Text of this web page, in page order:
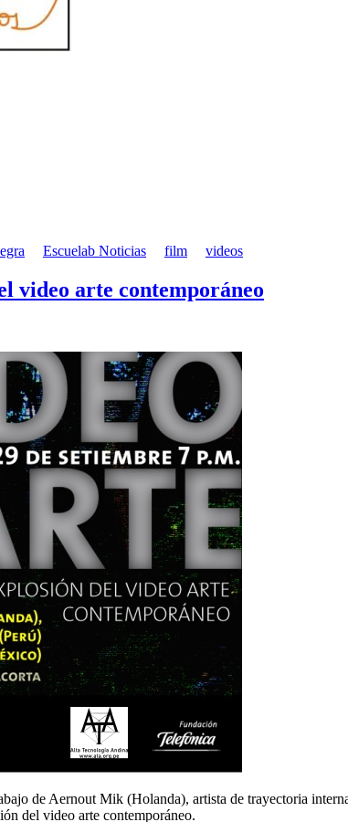
Escuelab Noticias film videos
video arte contemporáneo
de Aernout Mik (Holanda), artista de trayectoria
del video arte contemporáneo.